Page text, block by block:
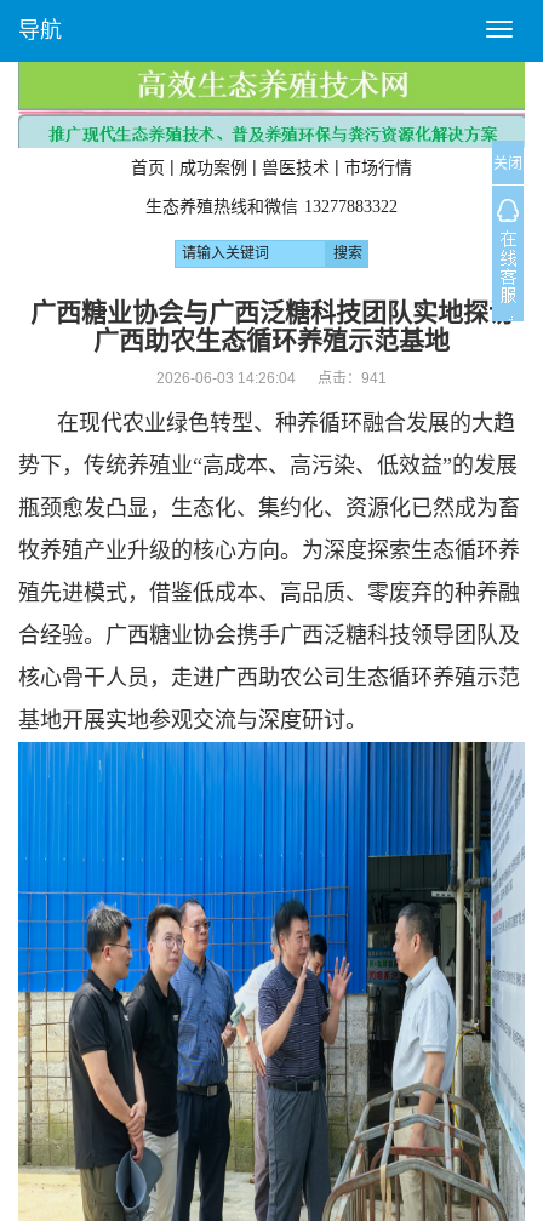
T
o
g
l
e
n
a
v
i
g
a
n
导航
首页 | 成功案例 | 兽医技术 | 市场行情
生态养殖热线和微信 13277883322
广西糖业协会与广西泛糖科技团队实地探访
广西助农生态循环养殖示范基地
2026-06-03 14:26:04 点击： 941
在现代农业绿色转型、种养循环融合发展的大趋
势下，传统养殖业“高成本、高污染、低效益”的发展
瓶颈愈发凸显，生态化、集约化、资源化已然成为畜
牧养殖产业升级的核心方向。为深度探索生态循环养
殖先进模式，借鉴低成本、高品质、零废弃的种养融
合经验。广西糖业协会携手广西泛糖科技领导团队及
核心骨干人员，走进广西助农公司生态循环养殖示范
基地开展实地参观交流与深度研讨。
关闭